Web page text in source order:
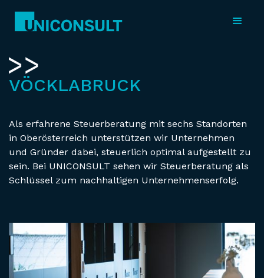
VÖCKLABRUCK
Als erfahrene Steuerberatung mit sechs Standorten
in Oberösterreich unterstützen wir Unternehmen
und Gründer dabei, steuerlich optimal aufgestellt zu
sein. Bei UNICONSULT sehen wir Steuerberatung als
Schlüssel zum nachhaltigen Unternehmenserfolg.